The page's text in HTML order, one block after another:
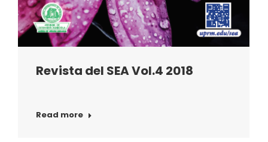
Revista del SEA Vol.4 2018
Read more